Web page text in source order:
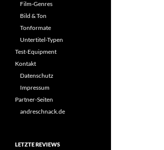
Film-Genres
Bild & Ton
Tonformate
Untertitel-Typen
Test-Equipment
Kontakt
Datenschutz
Impressum
Partner-Seiten
andreschnack.de
LETZTE REVIEWS